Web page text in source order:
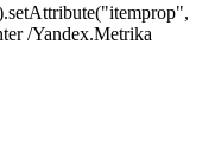
/Yandex.Metrika